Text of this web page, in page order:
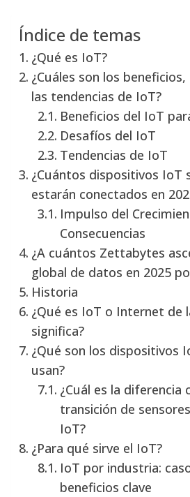
Índice de temas
¿Qué es IoT?
¿Cuáles son los
las tendencias de IoT?
Beneficios del IoT
Desafíos del IoT
Tendencias de IoT
¿Cuántos dispositivos IoT
estarán conectados en
Impulso del
Consecuencias
¿A cuántos Zettabytes
global de datos en 2025
Historia
¿Qué es IoT o Internet de
significa?
¿Qué son los dispositivos
usan?
¿Cuál es la diferencia
transición de
IoT?
¿Para qué sirve el IoT?
IoT por industria:
beneficios clave